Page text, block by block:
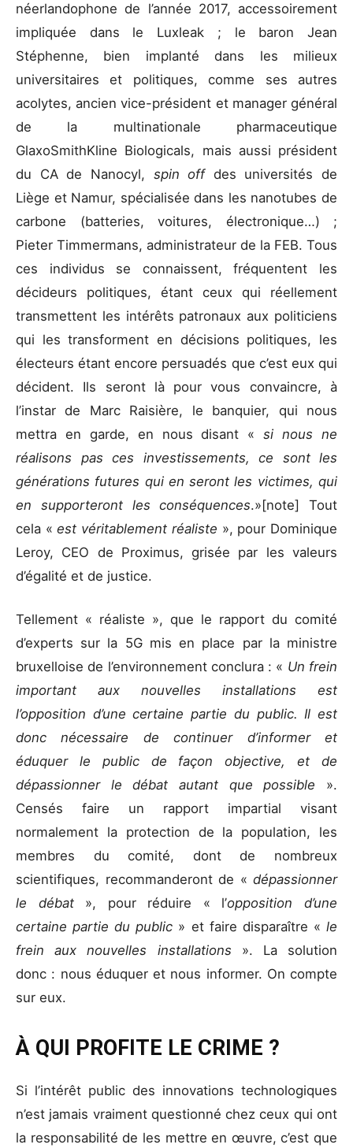
néerlandophone de l’année 2017, accessoirement
impliquée dans le Luxleak ; le baron Jean
Stéphenne, bien implanté dans les milieux
universitaires et politiques, comme ses autres
acolytes, ancien vice-président et manager général
de la multinationale pharmaceutique
GlaxoSmithKline Biologicals, mais aussi président
du CA de Nanocyl, spin offdes universités de
Liège et Namur, spécialisée dans les nanotubes de
carbone (batteries, voitures, électronique…) ;
Pieter Timmermans, administrateur de la FEB. Tous
ces individus se connaissent, fréquentent les
décideurs politiques, étant ceux qui réellement
transmettent les intérêts patronaux aux politiciens
qui les transforment en décisions politiques, les
électeurs étant encore persuadés que c’est eux qui
décident. Ils seront là pour vous convaincre, à
l’instar de Marc Raisière, le banquier, qui nous
mettra en garde, en nous disant «si nous ne
réalisons pas ces investissements, ce sont les
générations futures qui en seront les victimes, qui
en supporteront les conséquences.»[note] Tout
cela «est véritablement réaliste », pour Dominique
Leroy, CEO de Proximus, grisée par les valeurs
d’égalité et de justice.
Tellement « réaliste », que le rapport du comité
d’experts sur la 5G mis en place par la ministre
bruxelloise de l’environnement conclura : « Un frein
important aux nouvelles installations est
l’opposition d’une certaine partie du public. Il est
donc nécessaire de continuer d’informer et
éduquer le public de façon objective, et de
dépassionner le débat autant que possible ».
Censés faire un rapport impartial visant
normalement la protection de la population, les
membres du comité, dont de nombreux
scientifiques, recommanderont de « dépassionner
le débat», pour réduire « l’opposition d’une
certaine partie du public » et faire disparaître «le
frein aux nouvelles installations ». La solution
donc : nous éduquer et nous informer. On compte
sur eux.
À QUI PROFITE LE CRIME ?
Si l’intérêt public des innovations technologiques
n’est jamais vraiment questionné chez ceux qui ont
la responsabilité de les mettre en œuvre, c’est que